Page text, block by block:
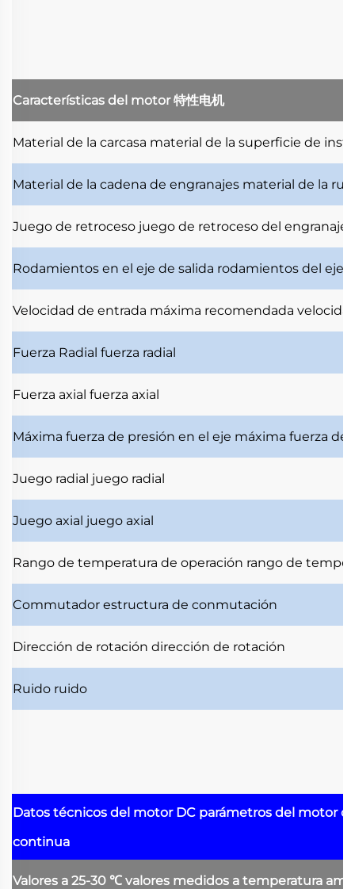
Características del motor特性电机
Material de la carcasa material de la superficie de
Material de la cadena de engranajes material de la
Juego de retroceso juego de retroceso del engranaje
Rodamientos en el eje de salida rodamientos del eje
Velocidad de entrada máxima recomendada
Fuerza Radial fuerza radial
Fuerza axial fuerza axial
Máxima fuerza de presión en el eje máxima fuerza de
Juego radial juego radial
Juego axial juego axial
Rango de temperatura de operación rango de
Commutador estructura de conmutación
Dirección de rotación dirección de rotación
Ruido ruido
Datos técnicos del motor DC parámetros del motor
continua
Valores a 25-30 ℃ valores medidos a temperatura